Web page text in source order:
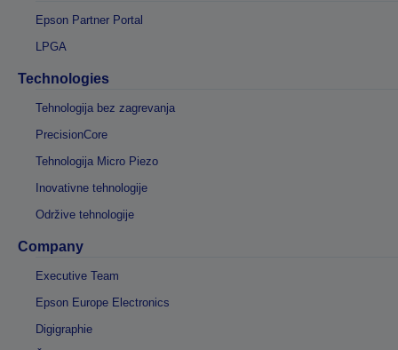
Epson Partner Portal
LPGA
Technologies
Tehnologija bez zagrevanja
PrecisionCore
Tehnologija Micro Piezo
Inovativne tehnologije
Održive tehnologije
Company
Executive Team
Epson Europe Electronics
Digigraphie